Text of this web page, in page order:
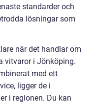
standarder och
lösningar som
när det handlar om
vitvaror i Jönköping.
med ett
ligger de i
i regionen. Du kan